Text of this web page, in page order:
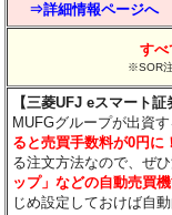
⇒詳細情報ページへ
すべ
※SOR
【三菱UFJ eスマート
MUFGグループが出資す
ると売買手数料が0円に！
る注文方法なので、ぜひ
ップ」などの自動売買
じめ設定しておけば自